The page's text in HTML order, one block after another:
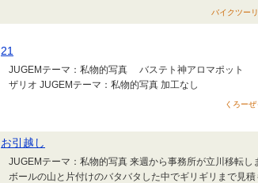
バイクツー
21
JUGEMテーマ：私物的写真 バステト神アロマポッ
ザリオ JUGEMテーマ：私物的写真 加工なし
くろー
お引越し
JUGEMテーマ：私物的写真 来週から事務所が立川移転し
ボールの山と片付けのバタバタした中でギリギリまで見積